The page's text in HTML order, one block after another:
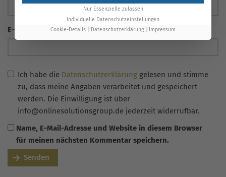
E-Mail Adresse *
Ich habe die Datenschutzerklärung gelesen und stimme
zu, dass meine Angaben verarbeitet und gespeichert
werden. Die Einwilligung ist über
info@onlinesolutionsgroup.de jederzeit widerrufbar.
Name, E-Mail-Adresse und Website in diesem Browser
für meinen nächsten Kommentar speichern.
Senden
Nur Essenzielle zulassen
Individuelle Datenschutzeinstellungen
Cookie-Details
Datenschutzerklärung Impressum